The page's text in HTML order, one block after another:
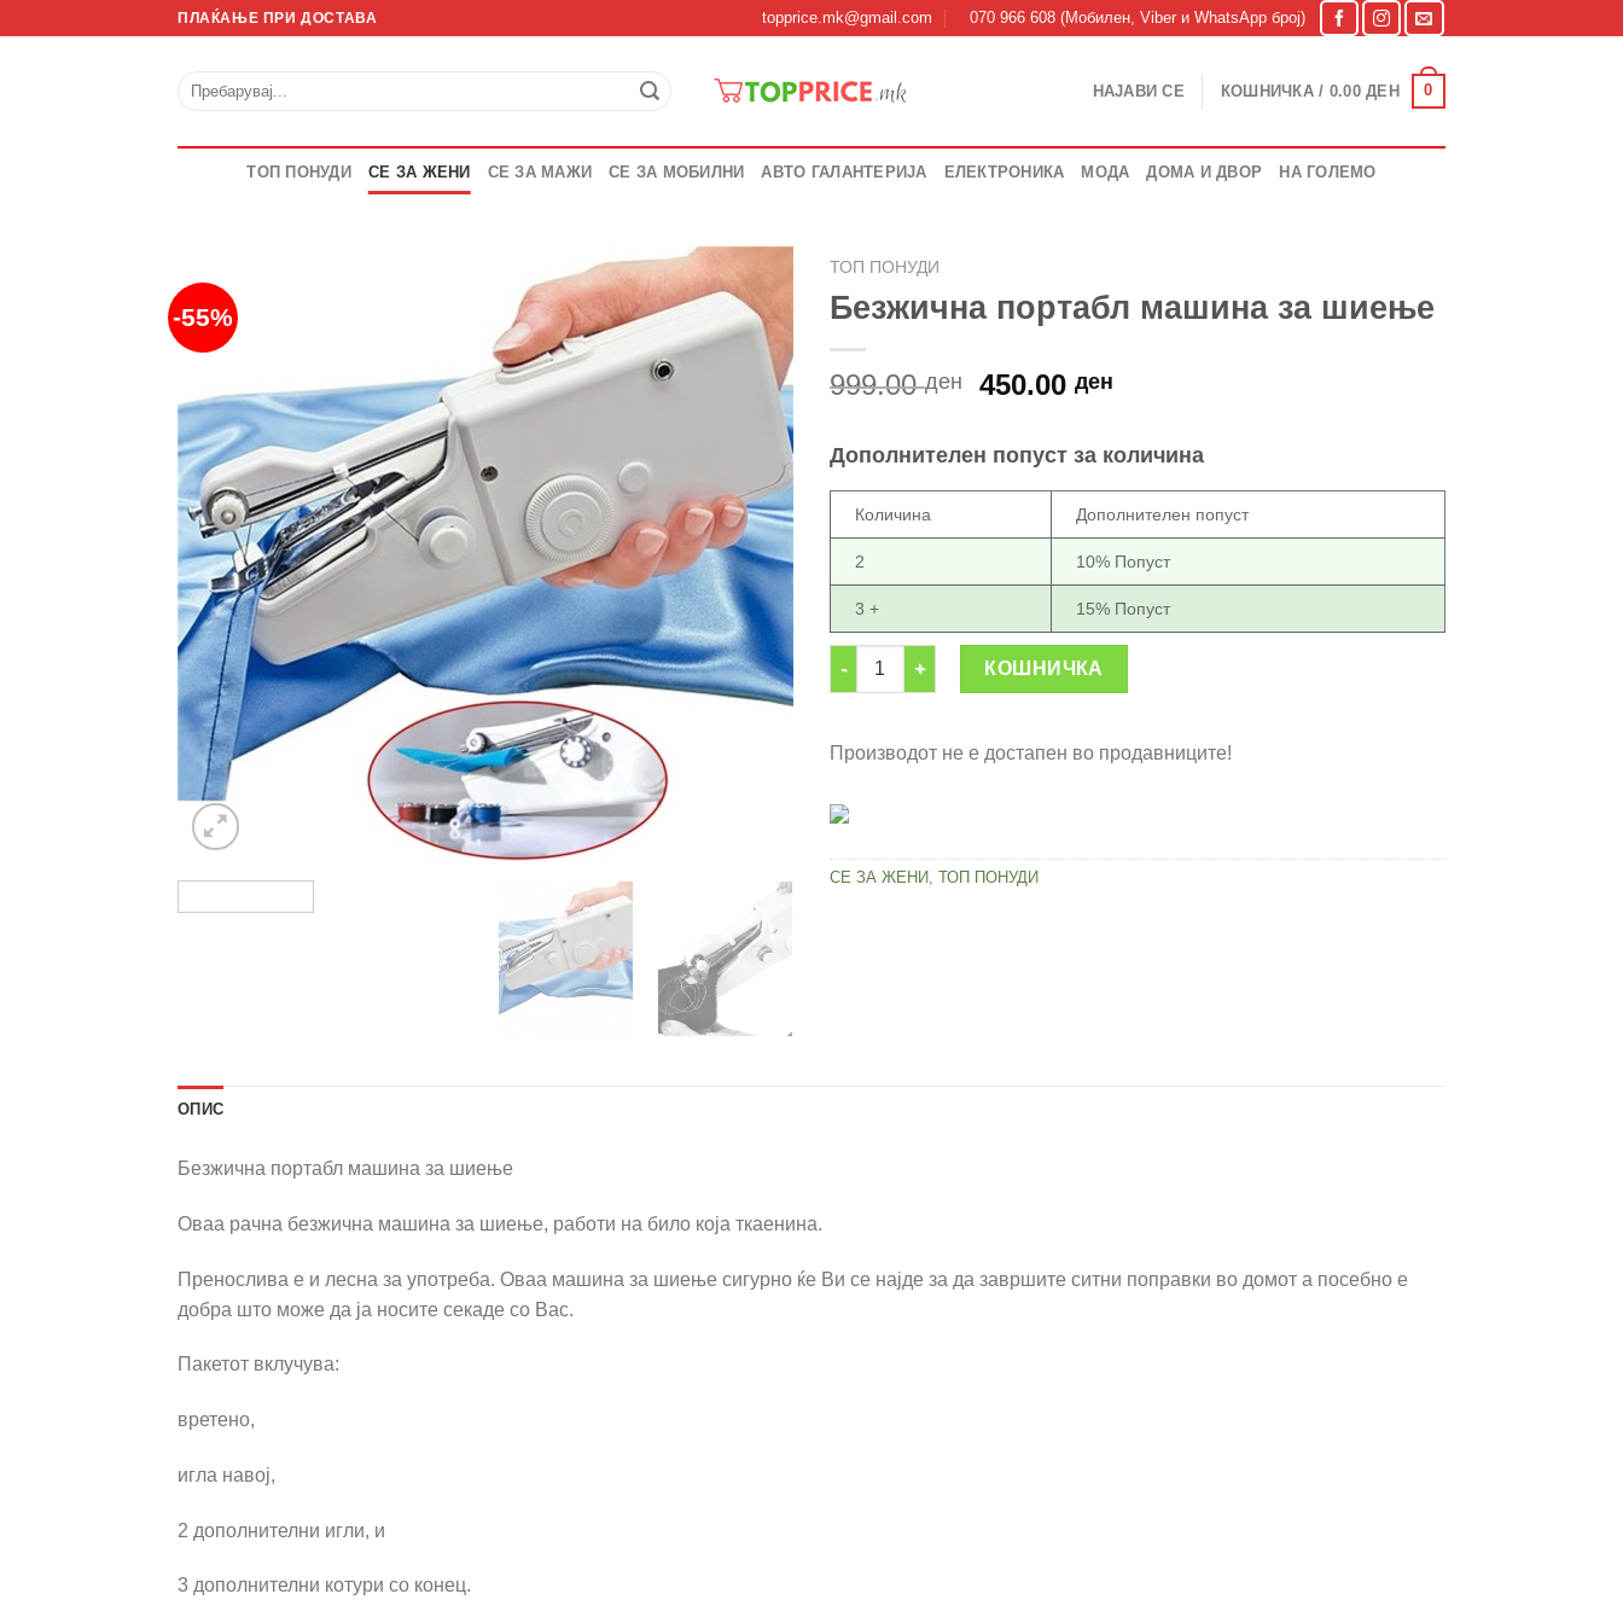
ПЛАЌАЊЕ ПРИ ДОСТАВА topprice.mk@gmail.com 070 966 608 (Мобилен, Viber и WhatsApp број)
Барај
НАЈАВИ СЕ КОШНИЧКА / 0.00ДЕН 0
ТОП ПОНУДИ СЕ ЗА ЖЕНИ СЕ ЗА МАЖИ СЕ ЗА МОБИЛНИ АВТО ГАЛАНТЕРИЈА ЕЛЕКТРОНИКА МОДА ДОМА И ДВОР НА ГОЛЕМО
-55%
ТОП ПОНУДИ
Безжична портабл машина за шиење
999.00ден
Original
999.00 ден.
450.00ден
450.00 ден.
Дополнителен попуст за количина
Количина Дополнителен попуст
2 10% Попуст
3 + 15% Попуст
Безжична портабл машина за шиење количина
КОШНИЧКА
Производот не е достапен во продавниците!
СЕ ЗА ЖЕНИ ТОП ПОНУДИ
ОПИС
Безжична портабл машина за шиење
Оваа рачна безжична машина за шиење, работи на било која ткаенина.
Пренослива е и лесна за употреба. Оваа машина за шиење сигурно ќе Ви се најде за да завршите ситни поправки во домот а посебно е
добра што може да ја носите секаде со Вас.
Пакетот вклучува:
вретено,
игла навој,
2 дополнителни игли, и
3 дополнителни котури со конец.